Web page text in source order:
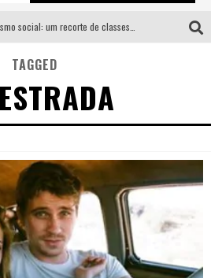
da rampa é diferente!
o bem! Mas, sem olhar a quem!?
Novo single de Arnaldo Tifu, “De Testa” explora brasilidade em sons, cores e símbolos
TAGGED